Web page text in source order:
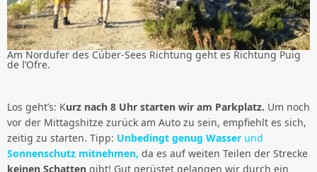
Am Nordufer des Cúber-Sees Richtung geht es Richtung Puig
de l’Ofre.
Los geht’s: Kurz nach 8 Uhr starten wir am Parkplatz. Um noch
vor der Mittagshitze zurück am Auto zu sein, empfiehlt es sich,
zeitig zu starten. Tipp: Unbedingt genug Wasser und
Sonnenschutz mitnehmen, da es auf weiten Teilen der Strecke
keinen Schatten gibt! Gut gerüstet gelangen wir durch ein